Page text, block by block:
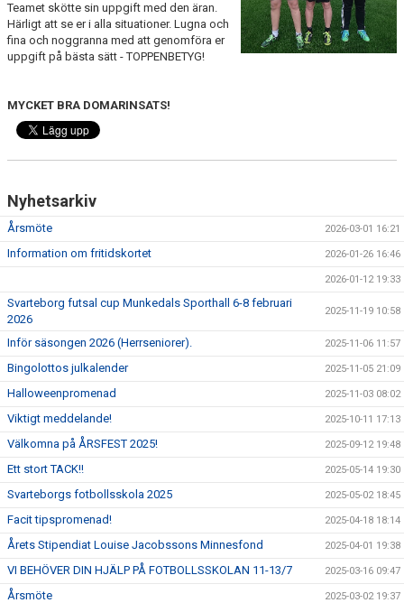
MEDLEM
VÅRA MATCHER
SPONSORHUSET
Teamet skötte sin uppgift med den äran.
Härligt att se er i alla situationer. Lugna och
fina och noggranna med att genomföra er
uppgift på bästa sätt - TOPPENBETYG!
MYCKET BRA DOMARINSATS!
Nyhetsarkiv
Årsmöte 2026-03-01 16:21
Information om fritidskortet 2026-01-26 16:46
2026-01-12 19:33
Svarteborg futsal cup Munkedals Sporthall 6-8 februari
2026
2025-11-19 10:58
Inför säsongen 2026 (Herrseniorer). 2025-11-06 11:57
Bingolottos julkalender 2025-11-05 21:09
Halloweenpromenad 2025-11-03 08:02
Viktigt meddelande! 2025-10-11 17:13
Välkomna på ÅRSFEST 2025! 2025-09-12 19:48
Ett stort TACK!! 2025-05-14 19:30
Svarteborgs fotbollsskola 2025 2025-05-02 18:45
Facit tipspromenad! 2025-04-18 18:14
Årets Stipendiat Louise Jacobssons Minnesfond 2025-04-01 19:38
VI BEHÖVER DIN HJÄLP PÅ FOTBOLLSSKOLAN 11-13/7 2025-03-16 09:47
Årsmöte 2025-03-02 19:37